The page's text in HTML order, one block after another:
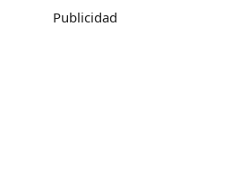
Publicidad